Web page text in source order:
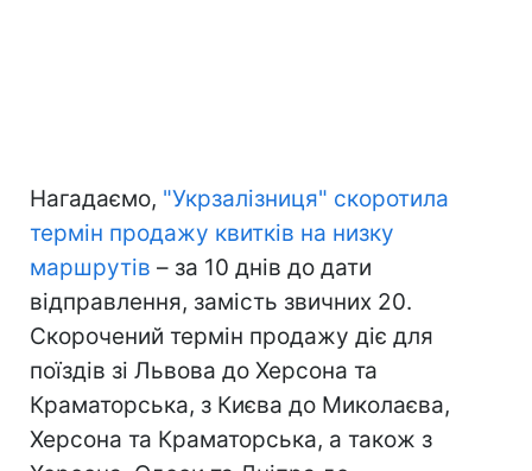
Нагадаємо, "Укрзалізниця" скоротила
термін продажу квитків на низку
маршрутів – за 10 днів до дати
відправлення, замість звичних 20.
Скорочений термін продажу діє для
поїздів зі Львова до Херсона та
Краматорська, з Києва до Миколаєва,
Херсона та Краматорська, а також з